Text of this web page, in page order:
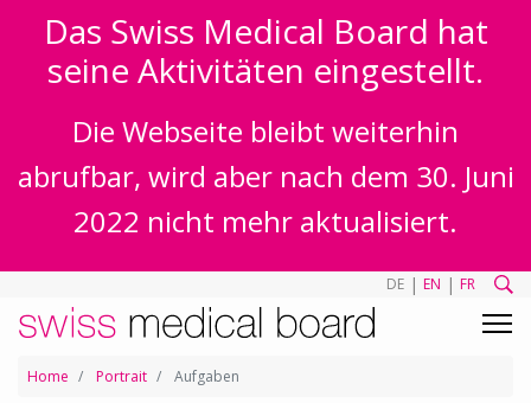
Das Swiss Medical Board hat
seine Aktivitäten eingestellt.
Die Webseite bleibt weiterhin
abrufbar, wird aber nach dem 30. Juni
2022 nicht mehr aktualisiert.
DE | EN | FR
Home Portrait Aufgaben